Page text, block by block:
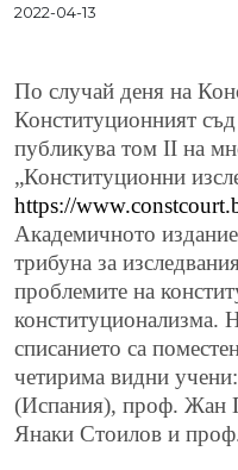
2022-04-13
По случай деня на
Конституционният
публикува том II на
„Конституционни
https://
Академичното
трибуна за
проблемите на
конституционализма.
списанието са
четирима видни учени:
(Испания), проф. Жан
Янаки Стоилов и